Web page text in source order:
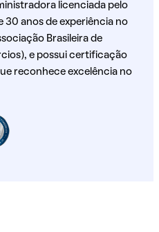
licenciada pelo
30 anos de experiência no
Brasileira de
e possui certificação
reconhece excelência no